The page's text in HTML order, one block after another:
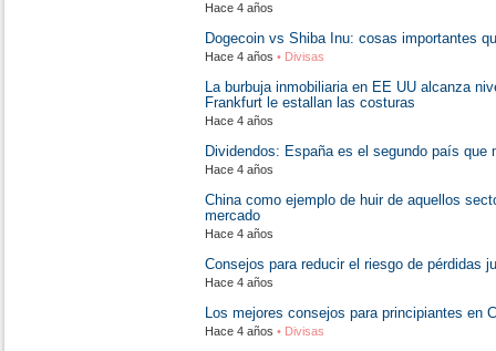
Hace 4 años
Dogecoin vs Shiba Inu: cosas importantes
Hace 4 años • Divisas
La burbuja inmobiliaria en EE UU alcanza
Frankfurt le estallan las costuras
Hace 4 años
Dividendos: España es el segundo país que
Hace 4 años
China como ejemplo de huir de aquellos
mercado
Hace 4 años
Consejos para reducir el riesgo de pérdidas
Hace 4 años
Los mejores consejos para principiantes en
Hace 4 años • Divisas